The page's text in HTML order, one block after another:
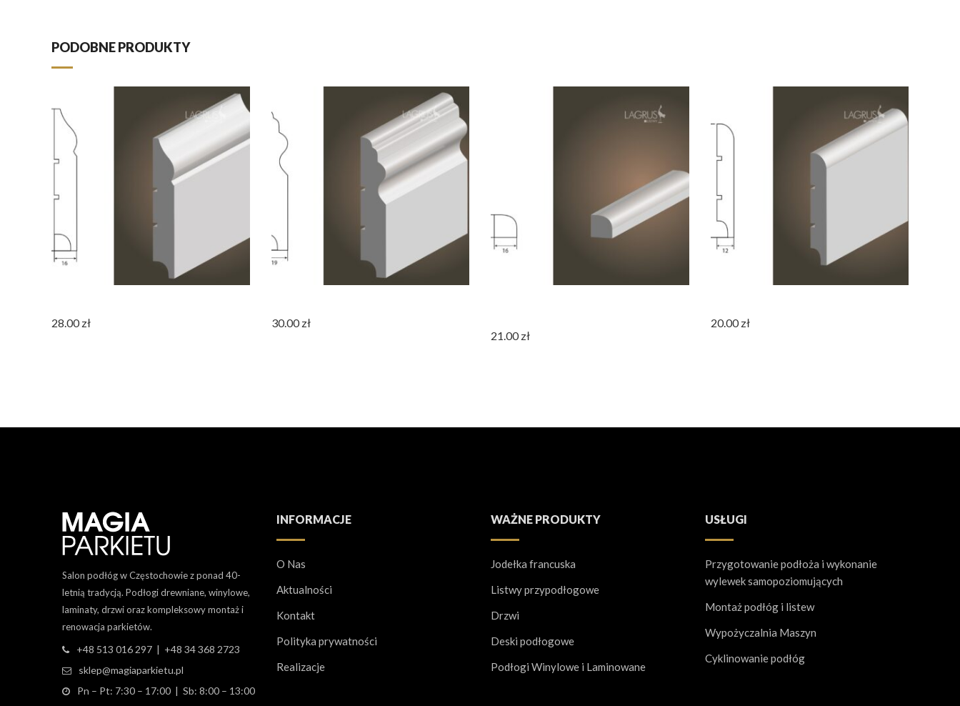
PODOBNE PRODUKTY
28.00zł 30.00zł
21.00zł
20.00zł
Salon podłóg w Częstochowie z ponad 40-
letnią tradycją. Podłogi drewniane, winylowe,
laminaty, drzwi oraz kompleksowy montaż i
renowacja parkietów.
+48 513 016 297 | +48 34 368 2723
sklep@magiaparkietu.pl
Pn – Pt: 7:30 – 17:00 | Sb: 8:00 – 13:00
INFORMACJE
O Nas
Aktualności
Kontakt
Polityka prywatności
Realizacje
WAŻNE PRODUKTY
Jodełka francuska
Listwy przypodłogowe
Drzwi
Deski podłogowe
Podłogi Winylowe i Laminowane
USŁUGI
Przygotowanie podłoża i wykonanie
wylewek samopoziomujących
Montaż podłóg i listew
Wypożyczalnia Maszyn
Cyklinowanie podłóg